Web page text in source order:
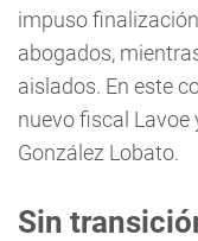
impuso
abogados,
aislados. En este
nuevo fiscal Lavoe
González Lobato.
Sin